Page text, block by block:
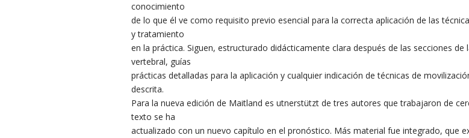
conocimiento
de lo que él ve como requisito previo esencial para la correcta aplicación de las
y tratamiento
en la práctica. Siguen, estructurado didácticamente clara después de las secciones de
vertebral, guías
prácticas detalladas para la aplicación y cualquier indicación de técnicas de
descrita.
Para la nueva edición de Maitland es utnerstützt de tres autores que trabajaron de
texto se ha
actualizado con un nuevo capítulo en el pronóstico. Más material fue integrado, que